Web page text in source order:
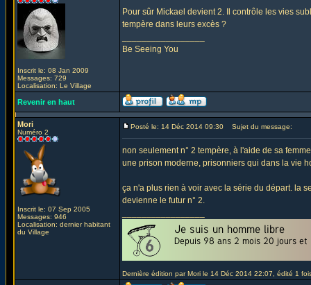
Inscrit le: 08 Jan 2009
Messages: 729
Localisation: Le Village
Pour sûr Mickael devient 2. Il contrôle les vies
tempère dans leurs excès ?
Be Seeing You
Revenir en haut
Mori
Numéro 2
Inscrit le: 07 Sep 2005
Messages: 946
Localisation: dernier habitant
du Village
Posté le: 14 Déc 2014 09:30 Sujet du message:
non seulement n° 2 tempère, à l'aide de sa
une prison moderne, prisonniers qui dans la vie
ça n'a plus rien à voir avec la série du départ. la
devienne le futur n° 2.
Dernière édition par Mori le 14 Déc 2014 22:07, édité 1